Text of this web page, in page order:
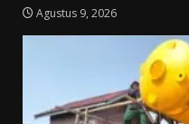
Agustus 9, 2026